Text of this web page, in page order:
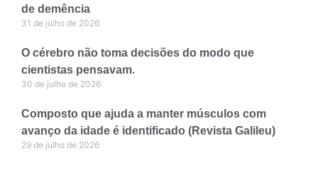
de demência
31 de julho de 2026
O cérebro não toma decisões do modo que
cientistas pensavam.
30 de julho de 2026
Composto que ajuda a manter músculos com
avanço da idade é identificado (Revista Galileu)
29 de julho de 2026